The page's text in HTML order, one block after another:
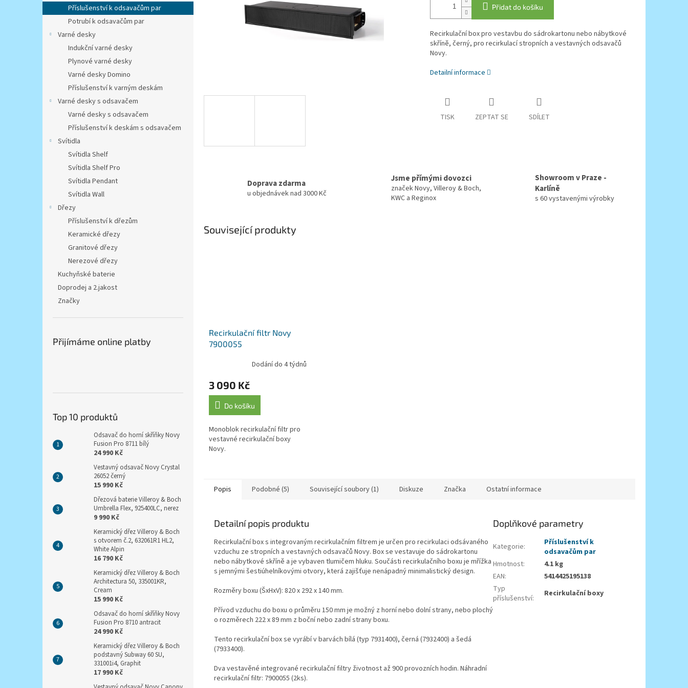
n
e
Příslušenství k odsavačům par
Potrubí k odsavačům par
Varné desky
Indukční varné desky
Plynové varné desky
Varné desky Domino
Příslušenství k varným deskám
Varné desky s odsavačem
Varné desky s odsavačem
Příslušenství k deskám s odsavačem
Svítidla
Svítidla Shelf
Svítidla Shelf Pro
Svítidla Pendant
Svítidla Wall
Dřezy
Příslušenství k dřezům
Keramické dřezy
Granitové dřezy
Nerezové dřezy
Kuchyňské baterie
Doprodej a 2.jakost
Značky
Přijímáme online platby
Top 10 produktů
Odsavač do horní skříňky Novy
Fusion Pro 8711 bílý
24 990 Kč
Vestavný odsavač Novy Crystal
26052 černý
15 990 Kč
Dřezová baterie Villeroy & Boch
Umbrella Flex, 925400LC, nerez
9 990 Kč
Keramický dřez Villeroy & Boch
s otvorem č.2, 632061R1 HL2,
White Alpin
16 790 Kč
Keramický dřez Villeroy & Boch
Architectura 50, 335001KR,
Cream
15 990 Kč
Odsavač do horní skříňky Novy
Fusion Pro 8710 antracit
24 990 Kč
Keramický dřez Villeroy & Boch
podstavný Subway 60 SU,
331001i4, Graphit
17 990 Kč
Přidat do košíku
Recirkulační box pro vestavbu do sádrokartonu nebo nábytkové
skříně, černý, pro recirkulací stropních a vestavných odsavačů
Novy.
Detailní informace
TISK ZEPTAT SE SDÍLET
Doprava zdarma
u objednávek nad 3000 Kč
Jsme přímými dovozci
značek Novy, Villeroy & Boch,
KWC a Reginox
Showroom v Praze -
Karlíně
s 60 vystavenými výrobky
Související produkty
Recirkulační filtr Novy
7900055
Dodání do 4 týdnů
3 090 Kč
Do košíku
Monoblok recirkulační filtr pro
vestavné recirkulační boxy
Novy.
Popis Podobné (5) Související soubory (1) Diskuze Značka Ostatní informace
Detailní popis produktu
Recirkulační box s integrovaným recirkulačním filtrem je určen pro recirkulaci odsávaného
vzduchu ze stropních a vestavných odsavačů Novy. Box se vestavuje do sádrokartonu
nebo nábytkové skříně a je vybaven tlumičem hluku. Součásti recirkulačního boxu je mřížka
s jemnými šestiúhelníkovými otvory, která zajišťuje nenápadný minimalistický design.
Rozměry boxu (ŠxHxV): 820 x 292 x 140 mm.
Přívod vzduchu do boxu o průměru 150 mm je možný z horní nebo dolní strany, nebo plochý
o rozměrech 222 x 89 mm z boční nebo zadní strany boxu.
Tento recirkulační box se vyrábí v barvách bílá (typ 7931400), černá (7932400) a šedá
(7933400).
Dva vestavěné integrované recirkulační filtry životnost až 900 provozních hodin. Náhradní
recirkulační filtr: 7900055 (2ks).
Doplňkové parametry
Kategorie:
Příslušenství k
odsavačům par
Hmotnost:
4.1 kg
EAN:
5414425195138
Typ
příslušenství: Recirkulační boxy